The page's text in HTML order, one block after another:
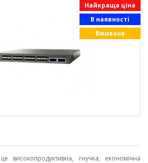
Найкраща ціна
В наявності
Вживане
високопродуктивна, гнучка, економічна